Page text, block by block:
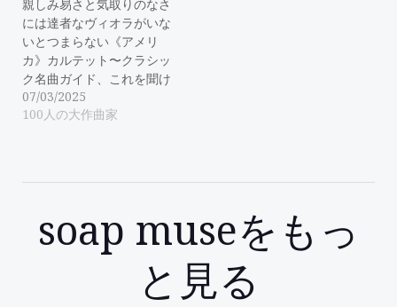
親しみ易さと気取りのなさ
には達者なヴィオラがいな
いとつまらない《アメリ
カ》カルテット〜クラシッ
ク名曲ガイド、これを聞け
07/03/2025
100人の大作曲家
soap museをもっ
と見る